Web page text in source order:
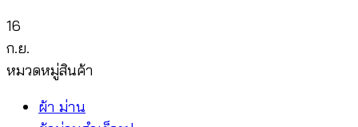
16
ก.ย.
หมวดหมู่สินค้า
ผ้า ม่าน